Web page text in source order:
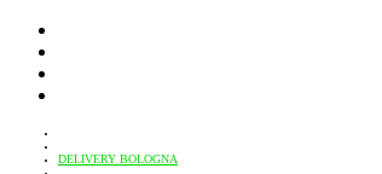
DELIVERY BOLOGNA